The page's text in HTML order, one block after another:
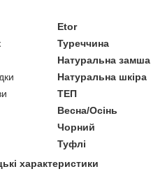
Etor
Туреччина
Натуральна замша
Натуральна шкіра
ТЕП
Весна/Осінь
Чорний
Туфлі
характеристики